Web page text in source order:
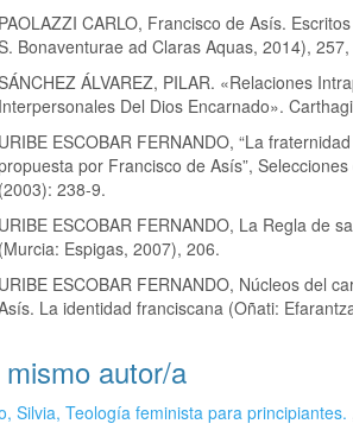
PAOLAZZI CARLO, Francisco de Asís.
Bonaventurae ad Claras Aquas, 2014),
ÁLVAREZ, PILAR. «Relaciones
Interpersonales Del Dios Encarnado».
URIBE ESCOBAR FERNANDO, “La
por Francisco de Asís”,
(2003): 238-9.
URIBE ESCOBAR FERNANDO, La Regla de
(Murcia: Espigas, 2007), 206.
URIBE ESCOBAR FERNANDO, Núcleos del
La identidad franciscana (Oñati:
autor/a
Silvia, Teología feminista para principiantes.